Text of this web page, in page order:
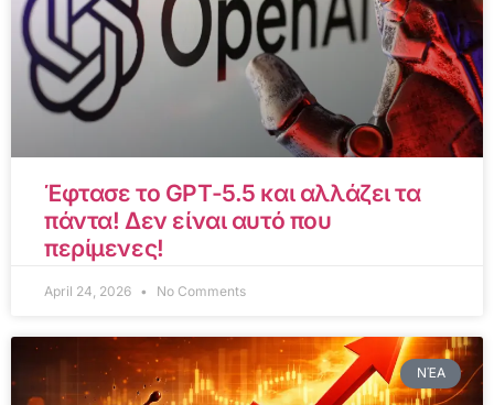
Έφτασε το GPT-5.5 και αλλάζει τα
πάντα! Δεν είναι αυτό που
περίμενες!
April 24, 2026 No Comments
ΝΈΑ